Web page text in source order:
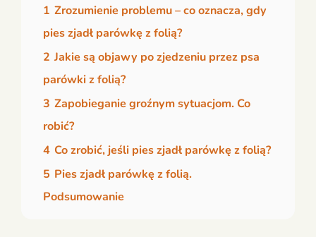
1 Zrozumienie problemu – co oznacza, gdy
pies zjadł parówkę z folią?
2 Jakie są objawy po zjedzeniu przez psa
parówki z folią?
3 Zapobieganie groźnym sytuacjom. Co
robić?
4 Co zrobić, jeśli pies zjadł parówkę z folią?
5 Pies zjadł parówkę z folią.
Podsumowanie